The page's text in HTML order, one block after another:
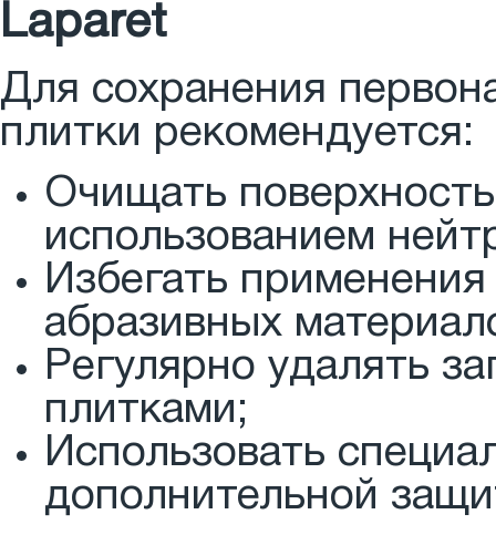
Laparet
Для сохранения
плитки рекомендуется:
Очищать
использованием
Избегать
абразивных
Регулярно удалять
плитками;
Использовать
дополнительной